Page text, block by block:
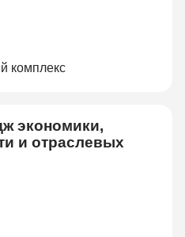
комплекс
экономики,
и отраслевых